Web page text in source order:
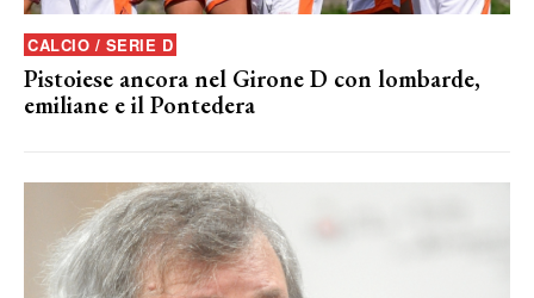
CALCIO / SERIE D
Pistoiese ancora nel Girone D con lombarde,
emiliane e il Pontedera